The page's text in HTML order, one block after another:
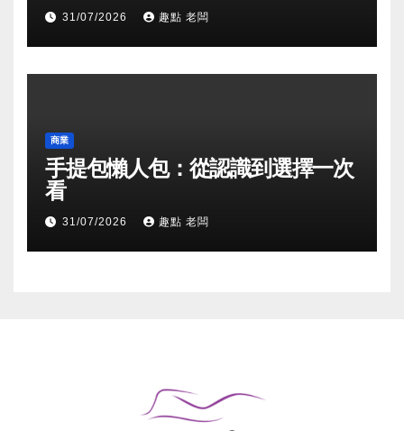
31/07/2026 趣點 老闆
商業
手提包懶人包：從認識到選擇一次
看
31/07/2026 趣點 老闆